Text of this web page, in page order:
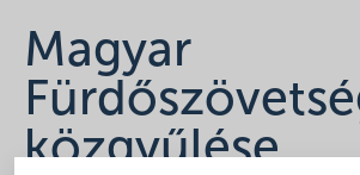
Magyar
közgyűlése